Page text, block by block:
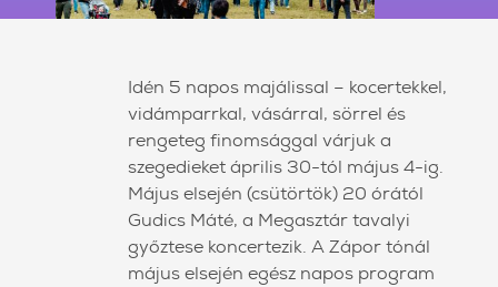
Idén 5 napos majálissal – kocertekkel,
vidámparrkal, vásárral, sörrel és
rengeteg finomsággal várjuk a
szegedieket április 30-tól május 4-ig.
Május elsején (csütörtök) 20 órától
Gudics Máté, a Megasztár tavalyi
győztese koncertezik. A Zápor tónál
május elsején egész napos program